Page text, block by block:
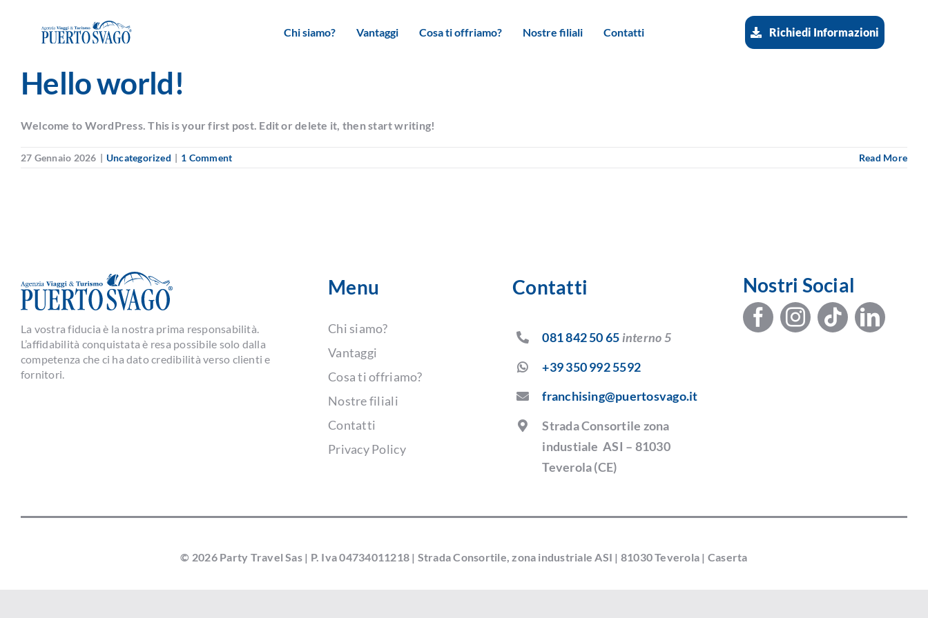
Chi siamo? Vantaggi Cosa ti offriamo? Nostre filiali Contatti Richiedi Informazioni
Hello world!
Welcome to WordPress. This is your first post. Edit or delete it, then start writing!
27 Gennaio 2026 | Uncategorized | 1 Comment Read More
La vostra fiducia è la nostra prima responsabilità.
L’affidabilità conquistata è resa possibile solo dalla
competenza che ci ha dato credibilità verso clienti e
fornitori.
Menu
Chi siamo?
Vantaggi
Cosa ti offriamo?
Nostre filiali
Contatti
Privacy Policy
Contatti
081 842 50 65 interno 5
+39 350 992 5592
franchising@puertosvago.it
Strada Consortile zona
industiale ASI – 81030
Teverola (CE)
Nostri Social
© 2026 Party Travel Sas | P. Iva 04734011218 | Strada Consortile, zona industriale ASI | 81030 Teverola | Caserta